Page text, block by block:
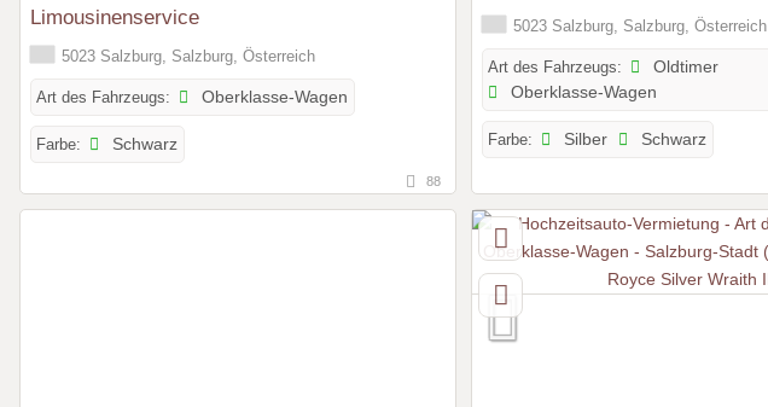
Limousinenservice
5023 Salzburg, Salzburg, Österreich
Art des Fahrzeugs: Oberklasse-Wagen
Farbe: Schwarz
88
5023 Salzburg, Salzburg, Österreich
Art des Fahrzeugs:
Oldtimer
Oberklasse-Wagen
Farbe: Silber Schwarz